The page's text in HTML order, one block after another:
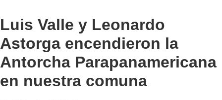
Luis Valle y Leonardo
Astorga encendieron la
Antorcha Parapanamericana
en nuestra comuna